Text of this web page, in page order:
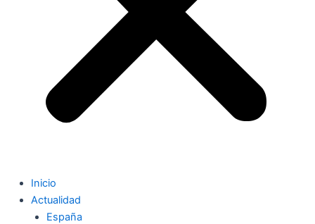
Inicio
Actualidad
España